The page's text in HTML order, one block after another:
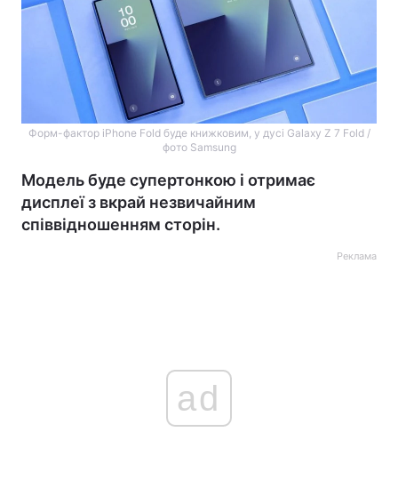
Форм-фактор iPhone Fold буде книжковим, у дусі Galaxy Z 7 Fold /
фото Samsung
Модель буде супертонкою і отримає
дисплеї з вкрай незвичайним
співвідношенням сторін.
Реклама
ad